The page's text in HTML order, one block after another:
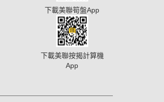
下載美聯筍盤App
下載美聯按揭計算機
App